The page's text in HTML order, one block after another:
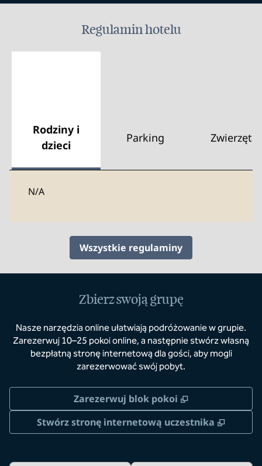
Regulamin hotelu
Rodziny i
dzieci
Parking Zwierzęta
N/A
Wszystkie regulaminy
Zbierz swoją grupę
Nasze narzędzia online ułatwiają podróżowanie w grupie.
Zarezerwuj 10–25 pokoi online, a następnie stwórz własną
bezpłatną stronę internetową dla gości, aby mogli
zarezerwować swój pobyt.
Zarezerwuj blok pokoi ,
Stwórz stronę internetową uczestnika
,